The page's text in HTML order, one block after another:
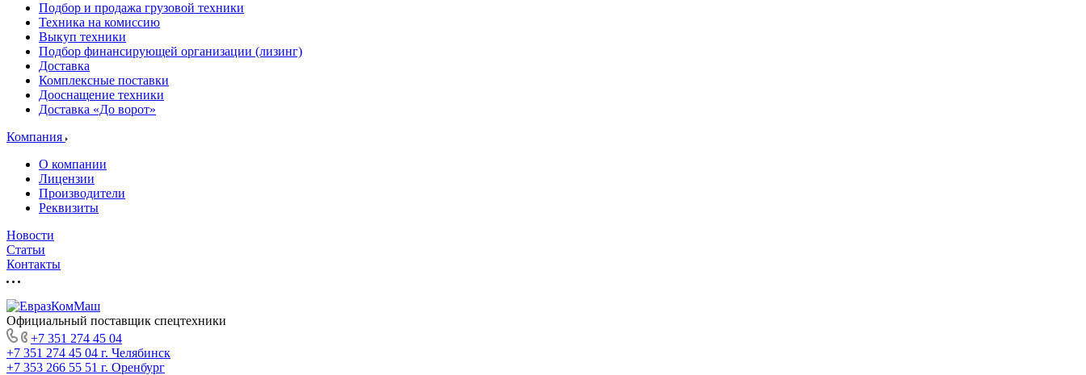
Подбор и продажа грузовой техники
Техника на комиссию
Выкуп техники
Подбор финансирующей организации (лизинг)
Доставка
Комплексные поставки
Дооснащение техники
Доставка «До ворот»
Компания
О компании
Лицензии
Производители
Реквизиты
Новости
Статьи
Контакты
Официальный поставщик спецтехники
+7 351 274 45 04
+7 351 274 45 04 г. Челябинск
+7 353 266 55 51 г. Оренбург